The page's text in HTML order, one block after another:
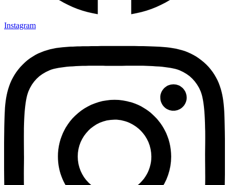
Instagram